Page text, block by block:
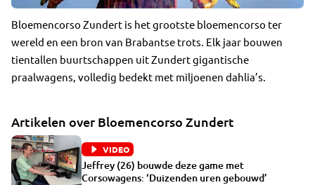
Bloemencorso Zundert is het grootste bloemencorso ter
wereld en een bron van Brabantse trots. Elk jaar bouwen
tientallen buurtschappen uit Zundert gigantische
praalwagens, volledig bedekt met miljoenen dahlia’s.
Artikelen over Bloemencorso Zundert
VIDEO
Jeffrey (26) bouwde deze game met
Corsowagens: ‘Duizenden uren gebouwd’